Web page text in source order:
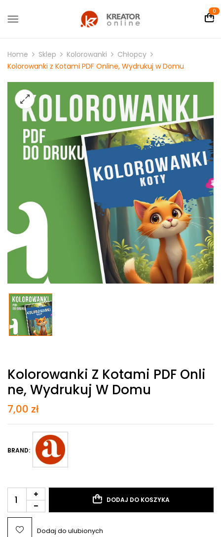
0
Home Sklep Kolorowanki
Chłopcy
Kolorowanki z Kotami PDF Online, Wydrukuj w Domu
Kolorowanki Z Kotami PDF Onli
Ne, Wydrukuj W Domu
7,00 zł
BRAND:
DODAJ DO KOSZYKA
Dodaj do ulubionych